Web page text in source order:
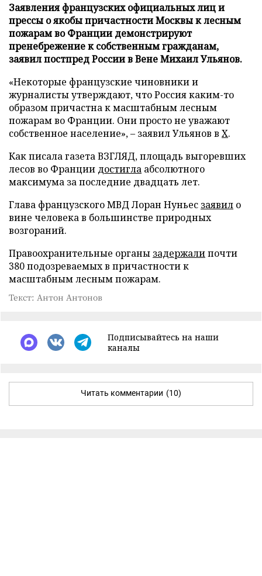
Заявления французских официальных лиц и
прессы о якобы причастности Москвы к лесным
пожарам во Франции демонстрируют
пренебрежение к собственным гражданам,
заявил постпред России в Вене Михаил Ульянов.
«Некоторые французские чиновники и
журналисты утверждают, что Россия каким-то
образом причастна к масштабным лесным
пожарам во Франции. Они просто не уважают
собственное население», – заявил Ульянов в X.
Как писала газета ВЗГЛЯД, площадь выгоревших
лесов во Франции достигла абсолютного
максимума за последние двадцать лет.
Глава французского МВД Лоран Нуньес заявил о
вине человека в большинстве природных
возгораний.
Правоохранительные органы задержалипочти
380 подозреваемых в причастности к
масштабным лесным пожарам.
Текст: Антон Антонов
Подписывайтесь на наши
каналы
Читать комментарии (10)